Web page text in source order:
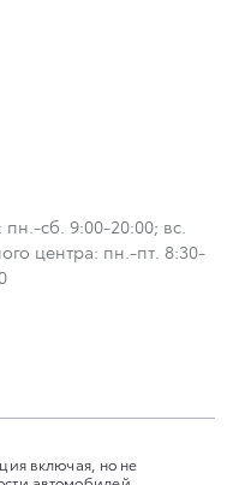
сб. 9:00-20:00; вс.
центра: пн.-пт. 8:30-
включая, но не